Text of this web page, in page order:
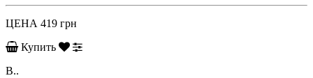
ЦЕНА 419 грн
Купить
B..